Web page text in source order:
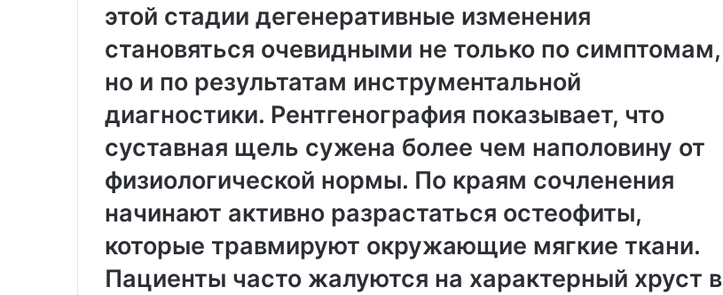
этой стадии дегенеративные изменения
становяться очевидными не только по симптомам,
но и по результатам инструментальной
диагностики. Рентгенография показывает, что
суставная щель сужена более чем наполовину от
физиологической нормы. По краям сочленения
начинают активно разрастаться остеофиты,
которые травмируют окружающие мягкие ткани.
Пациенты часто жалуются на характерный хруст в